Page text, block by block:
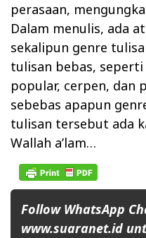
perasaan,
Dalam menulis, ada
sekalipun genre
tulisan bebas,
popular, cerpen, dan
sebebas apapun
tulisan tersebut ada
Wallah a’lam…
Follow WhatsApp
www.suaranet.id